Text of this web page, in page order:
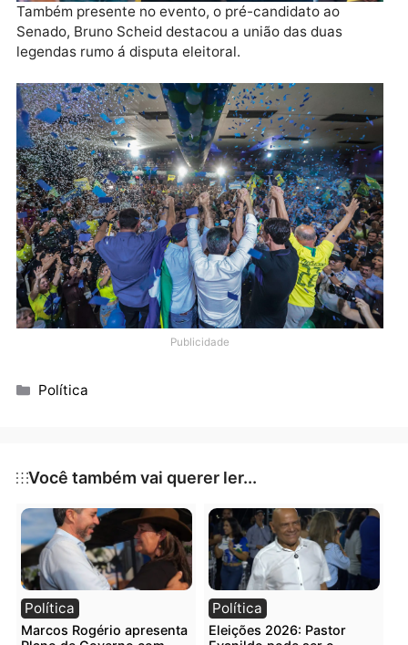
Também presente no evento, o pré-candidato ao
Senado, Bruno Scheid destacou a união das duas
legendas rumo á disputa eleitoral.
Publicidade
Categorias
Política